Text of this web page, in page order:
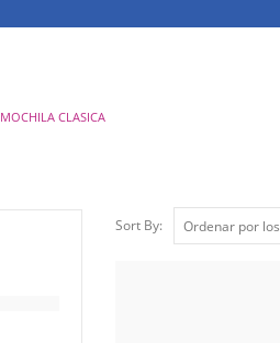
MOCHILA CLASICA
Sort By: